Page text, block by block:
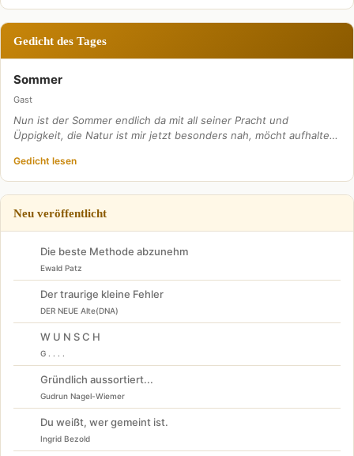
Gedicht des Tages
Sommer
Gast
Nun ist der Sommer endlich da mit all seiner Pracht und
Üppigkeit, die Natur ist mir jetzt besonders nah, möcht aufhalte…
Gedicht lesen
Neu veröffentlicht
Die beste Methode abzunehm
Ewald Patz
Der traurige kleine Fehler
DER NEUE Alte(DNA)
W U N S C H
G . . . .
Gründlich aussortiert...
Gudrun Nagel-Wiemer
Du weißt, wer gemeint ist.
Ingrid Bezold